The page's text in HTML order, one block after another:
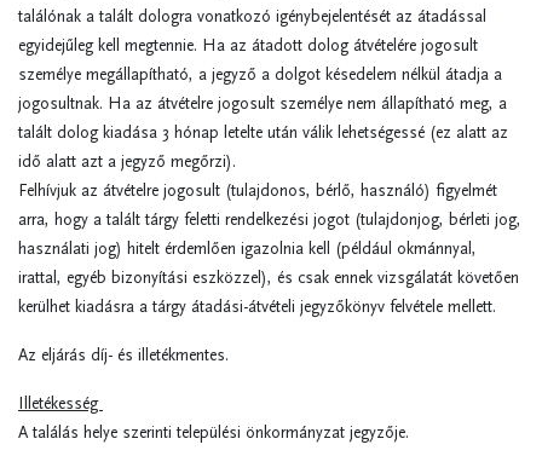
találónak a talált dologra vonatkozó igénybejelentését az átadással
egyidejűleg kell megtennie. Ha az átadott dolog átvételére jogosult
személye megállapítható, a jegyző a dolgot késedelem nélkül átadja a
jogosultnak. Ha az átvételre jogosult személye nem állapítható meg, a
talált dolog kiadása 3 hónap letelte után válik lehetségessé (ez alatt az
idő alatt azt a jegyző megőrzi).
Felhívjuk az átvételre jogosult (tulajdonos, bérlő, használó) figyelmét
arra, hogy a talált tárgy feletti rendelkezési jogot (tulajdonjog, bérleti jog,
használati jog) hitelt érdemlően igazolnia kell (például okmánnyal,
irattal, egyéb bizonyítási eszközzel), és csak ennek vizsgálatát követően
kerülhet kiadásra a tárgy átadási-átvételi jegyzőkönyv felvétele mellett.
Az eljárás díj- és illetékmentes.
Illetékesség
A találás helye szerinti települési önkormányzat jegyzője.